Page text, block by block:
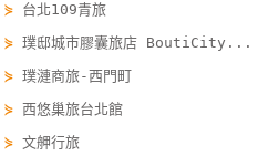
聯
絡
單
⋟ 台北109青旅
⋟璞邸城市膠囊旅店 BoutiCity...
⋟璞漣商旅-西門町
⋟西悠巢旅台北館
⋟文舺行旅